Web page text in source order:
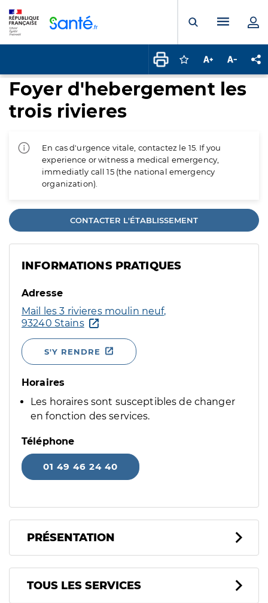
Ouvrir laMenu
Connectez-vous
Augmenter la
Foyer d'hebergement les
trois rivieres
En cas d'urgence vitale, contactez le 15. If you
experience or witness a medical emergency,
immediatly call 15 (the national emergency
organization).
CONTACTER L'ÉTABLISSEMENT
INFORMATIONS PRATIQUES
Adresse
Mail les 3 rivieres moulin neuf,
93240 Stains
S'Y RENDRE
Horaires
Les horaires sont susceptibles de changer
en fonction des services.
Téléphone
01 49 46 24 40
PRÉSENTATION
Tous les services
TOUS LES SERVICES